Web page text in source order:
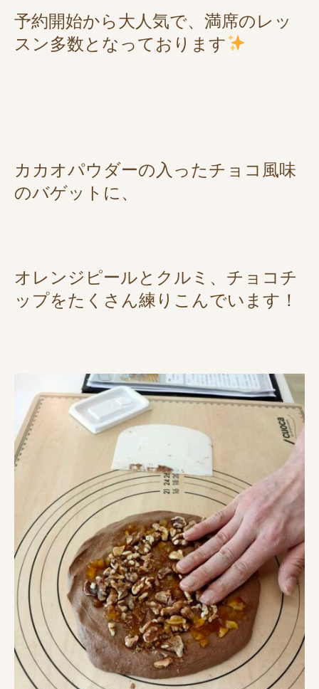
予約開始から大人気で、満席のレッ
スン多数となっております
カカオパウダーの入ったチョコ風味
のバゲットに、
オレンジピールとクルミ、チョコチ
ップをたくさん練りこんでいます！